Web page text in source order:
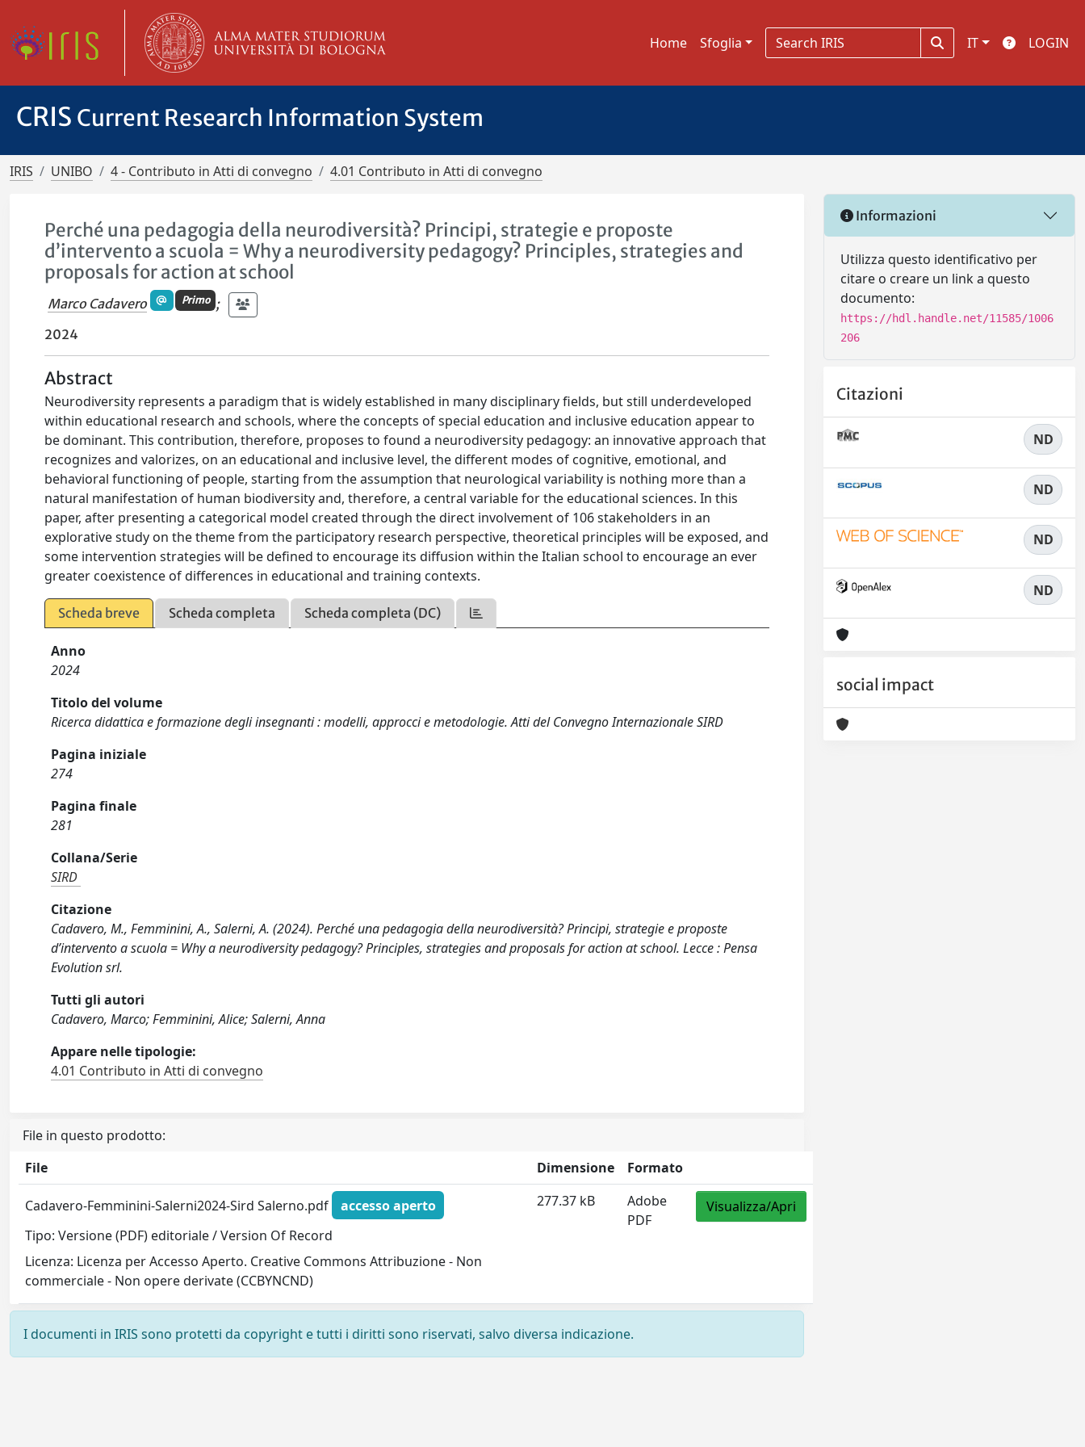
Home Sfoglia IT LOGIN
CRIS Current Research Information System
IRIS UNIBO 4 - Contributo in Atti di convegno 4.01 Contributo in Atti di convegno
Perché una pedagogia della neurodiversità? Principi, strategie e proposte
d’intervento a scuola = Why a neurodiversity pedagogy? Principles, strategies and
proposals for action at school
Marco Cadavero Primo ;
2024
Abstract
Neurodiversity represents a paradigm that is widely established in many disciplinary fields, but still underdeveloped
within educational research and schools, where the concepts of special education and inclusive education appear to
be dominant. This contribution, therefore, proposes to found a neurodiversity pedagogy: an innovative approach that
recognizes and valorizes, on an educational and inclusive level, the different modes of cognitive, emotional, and
behavioral functioning of people, starting from the assumption that neurological variability is nothing more than a
natural manifestation of human biodiversity and, therefore, a central variable for the educational sciences. In this
paper, after presenting a categorical model created through the direct involvement of 106 stakeholders in an
explorative study on the theme from the participatory research perspective, theoretical principles will be exposed, and
some intervention strategies will be defined to encourage its diffusion within the Italian school to encourage an ever
greater coexistence of differences in educational and training contexts.
Scheda breve Scheda completa Scheda completa (DC)
Anno
2024
Titolo del volume
Ricerca didattica e formazione degli insegnanti : modelli, approcci e metodologie. Atti del Convegno Internazionale SIRD
Pagina iniziale
274
Pagina finale
281
Collana/Serie
SIRD
Citazione
Cadavero, M., Femminini, A., Salerni, A. (2024). Perché una pedagogia della neurodiversità? Principi, strategie e proposte
d’intervento a scuola = Why a neurodiversity pedagogy? Principles, strategies and proposals for action at school. Lecce : Pensa
Evolution srl.
Tutti gli autori
Cadavero, Marco; Femminini, Alice; Salerni, Anna
Appare nelle tipologie:
4.01 Contributo in Atti di convegno
File in questo prodotto:
File
Dimensione Formato
Cadavero-Femminini-Salerni2024-Sird Salerno.pdf
accesso aperto
Tipo: Versione (PDF) editoriale / Version Of Record
Licenza: Licenza per Accesso Aperto. Creative Commons Attribuzione - Non
commerciale - Non opere derivate (CCBYNCND)
277.37 kB
Adobe
PDF
Visualizza/Apri
I documenti in IRIS sono protetti da copyright e tutti i diritti sono riservati, salvo diversa indicazione.
Informazioni
Utilizza questo identificativo per
citare o creare un link a questo
documento:
https://hdl.handle.net/11585/1006
206
Citazioni
ND
ND
ND
ND
social impact